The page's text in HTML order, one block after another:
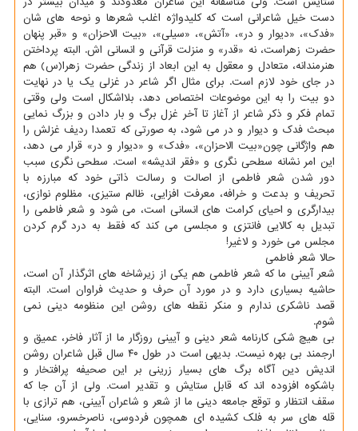
دست خیل شاعرانی است که کلیدواژه اغلب شعرها و نوحه های شان
«فدک»، «دیوار و در»، «آتش»، «سیلی»، «بیت الاحزان» و «قبر پنهان
حضرت زهراست، نه «قدر» و منزلت قرآنی و انسانی اش. البته پرداختن
هنرمندانه، متعادل و معقول به این ابعاد از زندگی حضرت زهرا(س) هم
در جای خود لازم است. برای مثال اگر شاعر در غزلی یک یا در نهایت
دو بیت را به این موضوعات اختصاص دهد، بلااشکال است ولی وقتی
تمام فکر و ذکر شاعر از آغاز تا آخر غزل برگ و بار دادن و بزرگ نمایی
مبحث فدک و دیوار و در می شود، به صورتی که تعمدا ردیف غزلش را
هم واژگانی چون«بیت الاحزان»، «فدک» و «دیوار و در» قرار می دهد،
این امر نشانه سطحی نگری و «فقر اندیشه» است. سطحی نگری سبب
دور شدن شعر فاطمی از اصالت و رسالت ذاتی خود که مبارزه با
تحریف و بدعت و خرافه، معرفت افزایی، ظالم ستیزی، مظلوم نوازی،
بیدارگری و احیای کرامت های انسانی است، می شود و شعر فاطمی را
تبدیل به کالایی فانتزی و مجلسی می کند که فقط به درد گرم کردن
مجلس می خورد و لاغیر!
حالا شعر فاطمی
شعر آیینی ما که شعر فاطمی هم یکی از زیرشاخه های اثرگذار آن است،
حاشیه بسیاری دارد و در مورد آن حرف و حدیث فراوان است. البته
قصد ناشکری ندارم و منکر نقطه های روشن این منظومه دینی نمی
شوم.
بی هیچ شکی کارنامه شعر دینی و آیینی روزگار ما از آثار فاخر، عمیق و
ارجمند بی بهره نیست. بدیهی است در طول ۴۰ سال قبل شاعران روشن
اندیش دین آگاه برگ های بسیار زرینی بر این صحیفه پرافتخار و
باشکوه افزوده اند که قابل ستایش و تقدیر است. ولی از آن جا که
سقف انتظار و توقع جامعه دینی ما از شعر و شاعران آیینی، هم ترازی با
قله های سر به فلک کشیده ای همچون فردوسی، ناصرخسرو، سنایی،